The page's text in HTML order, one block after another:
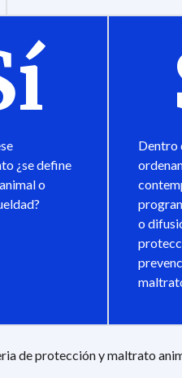
¿se define
o
Dentro
o
de protección y maltrato